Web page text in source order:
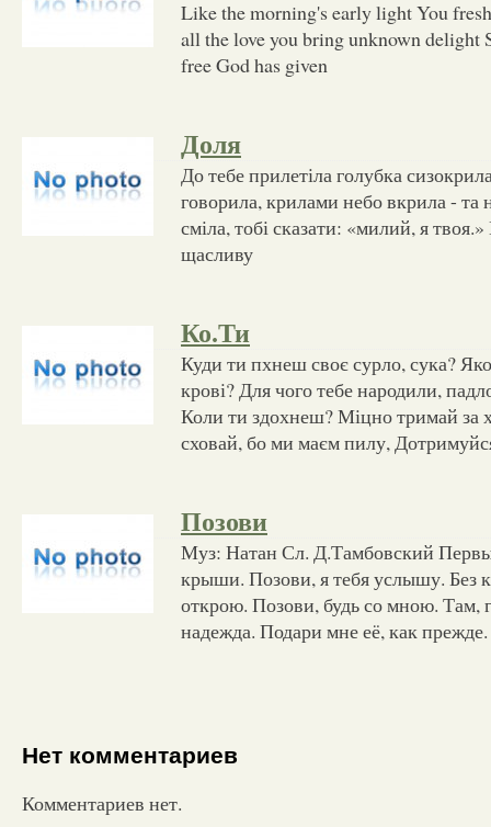
Like the morning's early light You
all the love you bring unknown delight
free God has given
Доля
До тебе прилетіла голубка
говорила, крилами небо вкрила - та
сміла, тобі сказати: «милий, я
щасливу
Ко.Ти
Куди ти пхнеш своє сурло, сука?
крові? Для чого тебе народили,
Коли ти здохнеш? Міцно тримай за
сховай, бо ми маєм пилу,
Позови
Муз: Натан Сл. Д.Тамбовский
крыши. Позови, я тебя услышу. Без
открою. Позови, будь со мною. Там,
надежда. Подари мне её, как
Нет комментариев
Комментариев нет.